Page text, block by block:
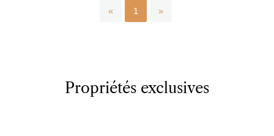
« 1 »
Propriétés exclusives